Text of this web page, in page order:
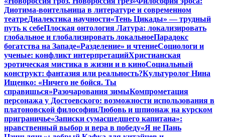
Диотима-воительница в литературе и современном
театреДиалектика научности«Тень Цикады» — трудный
путь к себеПлоская онтология Латура: локализировать
глобальное и глобализировать локальноеПарадокс
богатства на Западе«Разделение» и чтениеСоциологи и
ученые: конфликт интерпретацийХристианская
эротическая мистика в жизни и в киноСоциальный
конструкт: фантазия или реальность?Культуролог Нина
Ищенко: «Ничего не бойся. Ты
справишься»Разочарования зимыКомпрометация
персонажа у Достоевского: возможности использования в
платоновской философииЛюбовь и шпионаж на курском
приграничье«Записки сумасшедшего капитана»:
нравственный выбор и вера в победу«Я не Пань